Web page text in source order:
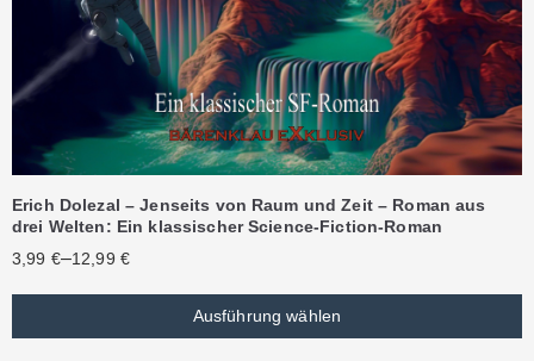
Erich Dolezal – Jenseits von Raum und Zeit – Roman aus
drei Welten: Ein klassischer Science-Fiction-Roman
3,99 €–12,99 €
Ausführung wählen